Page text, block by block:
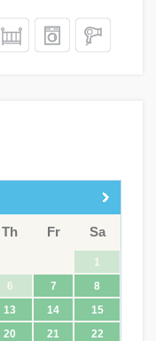
Th Fr Sa
1
6 7
8
13 14
15
20 21
22